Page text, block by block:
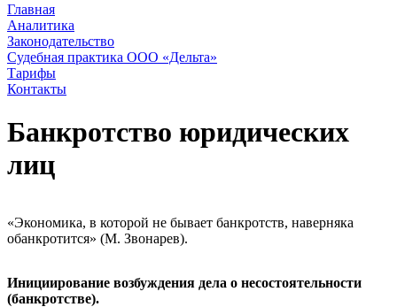
Главная
Аналитика
Законодательство
Судебная практика ООО «Дельта»
Тарифы
Контакты
Банкротство юридических
лиц
«Экономика, в которой не бывает банкротств, наверняка
обанкротится» (М. Звонарев).
Инициирование возбуждения дела о несостоятельности
(банкротстве).